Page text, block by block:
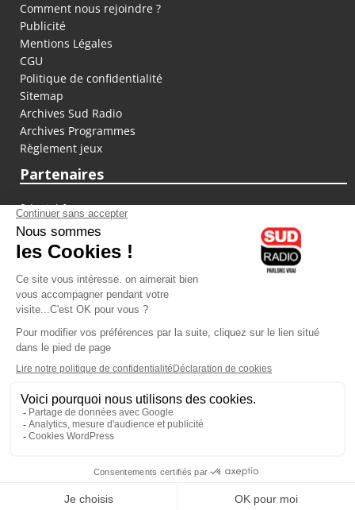
Comment nous rejoindre ?
Publicité
Mentions Légales
CGU
Politique de confidentialité
Sitemap
Archives Sud Radio
Archives Programmes
Règlement jeux
Partenaires
fiducial.fr
lyoncapitale.fr
olympique-et-lyonnais.com
L'application Iphone / Android
Téléchargez l'application
Les cookies
Gestion des cookies
Crédit photos : ©Sud Radio / Pierre Olivier
Yvan Cujious
Loft Music Sud Radio
Jacques Pessis
Les clefs d'une vie